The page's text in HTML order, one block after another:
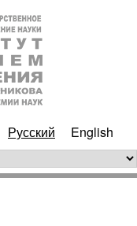
Русский English